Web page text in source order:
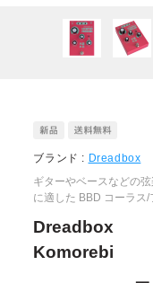
ブランド : Dreadbox
ギターやベースなどの
に適した BBD コーラス/
Dreadbox
Komorebi